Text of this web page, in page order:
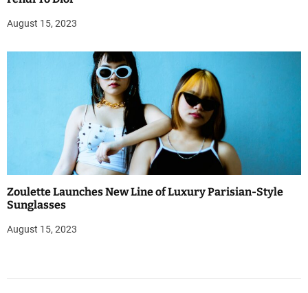
August 15, 2023
Zoulette Launches New Line of Luxury Parisian-Style
Sunglasses
August 15, 2023